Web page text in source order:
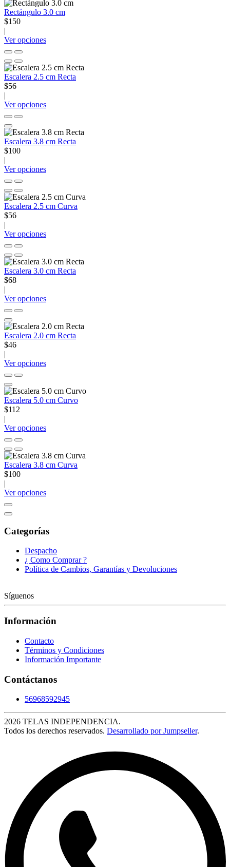
Rectángulo 3.0 cm
$150
|
Ver opciones
Escalera 2.5 cm Recta
$56
|
Ver opciones
Escalera 3.8 cm Recta
$100
|
Ver opciones
Escalera 2.5 cm Curva
$56
|
Ver opciones
Escalera 3.0 cm Recta
$68
|
Ver opciones
Escalera 2.0 cm Recta
$46
|
Ver opciones
Escalera 5.0 cm Curvo
$112
|
Ver opciones
Escalera 3.8 cm Curva
$100
|
Ver opciones
Categorías
Despacho
¿ Como Comprar ?
Política de Cambios, Garantías y Devoluciones
Síguenos
Información
Contacto
Términos y Condiciones
Información Importante
Contáctanos
56968592945
2026 TELAS INDEPENDENCIA.
Todos los derechos reservados. Desarrollado por Jumpseller.